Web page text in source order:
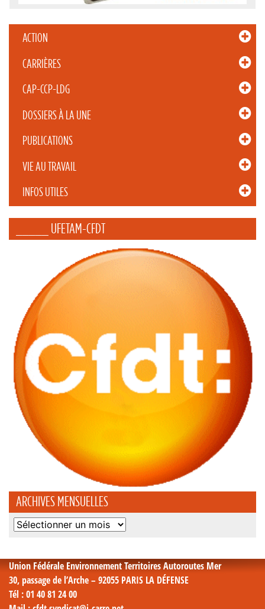
ACTION
CARRIÈRES
CAP-CCP-LDG
DOSSIERS À LA UNE
PUBLICATIONS
VIE AU TRAVAIL
INFOS UTILES
_____ UFETAM-CFDT
ARCHIVES MENSUELLES
Archives
Union Fédérale Environnement Territoires Autoroutes Mer
30, passage de l’Arche – 92055 PARIS LA DÉFENSE
Tél : 01 40 81 24 00